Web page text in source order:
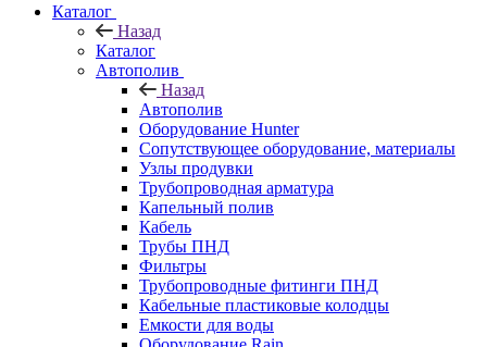
Каталог
Назад
Каталог
Автополив
Назад
Автополив
Оборудование Hunter
Сопутствующее оборудование, материалы
Узлы продувки
Трубопроводная арматура
Капельный полив
Кабель
Трубы ПНД
Фильтры
Трубопроводные фитинги ПНД
Кабельные пластиковые колодцы
Емкости для воды